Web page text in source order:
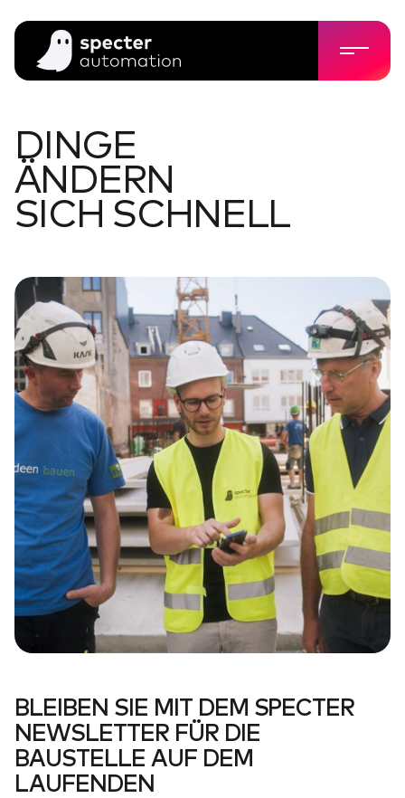
DINGE
ÄNDERN
SICH SCHNELL
BLEIBEN SIE MIT DEM SPECTER
NEWSLETTER FÜR DIE
BAUSTELLE AUF DEM
LAUFENDEN